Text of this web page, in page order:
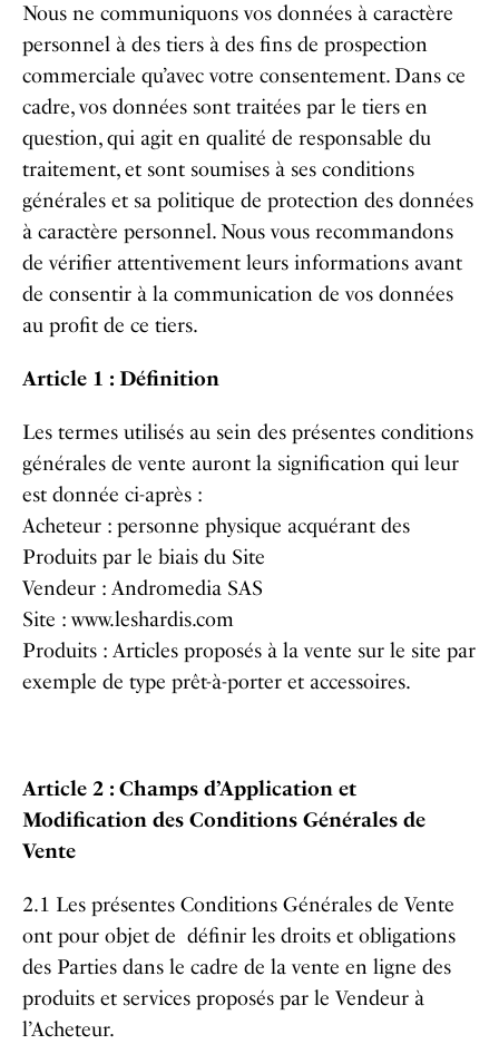
Nous ne communiquons vos données à caractère
personnel à des tiers à des fins de prospection
commerciale qu’avec votre consentement. Dans ce
cadre, vos données sont traitées par le tiers en
question, qui agit en qualité de responsable du
traitement, et sont soumises à ses conditions
générales et sa politique de protection des données
à caractère personnel. Nous vous recommandons
de vérifier attentivement leurs informations avant
de consentir à la communication de vos données
au profit de ce tiers.
Article 1 : Définition
Les termes utilisés au sein des présentes conditions
générales de vente auront la signification qui leur
est donnée ci-après :
Acheteur : personne physique acquérant des
Produits par le biais du Site
Vendeur : Andromedia SAS
Site : www.leshardis.com
Produits : Articles proposés à la vente sur le site par
exemple de type prêt-à-porter et accessoires.
Article 2 : Champs d’Application et
Modification des Conditions Générales de
Vente
2.1 Les présentes Conditions Générales de Vente
ont pour objet de définir les droits et obligations
des Parties dans le cadre de la vente en ligne des
produits et services proposés par le Vendeur à
l’Acheteur.